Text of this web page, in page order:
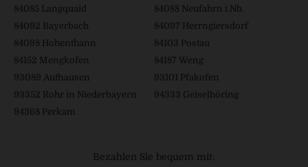
84085 Langquaid
84088 Neufahrn i.Nb.
84092 Bayerbach
84097 Herrngiersdorf
84098 Hohenthann
84103 Postau
84152 Mengkofen
84187 Weng
93089 Aufhausen
93101 Pfakofen
93352 Rohr in Niederbayern
94333 Geiselhöring
94368 Perkam
Bezahlen Sie bequem mit: